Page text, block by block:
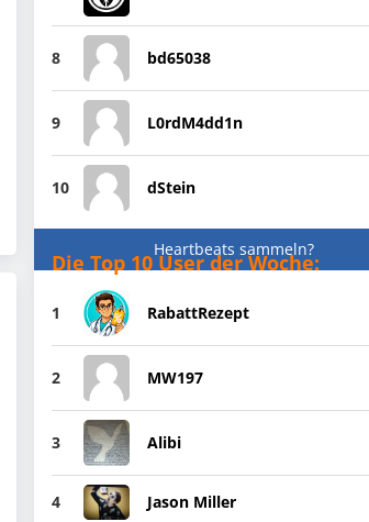
8 bd65038
9 L0rdM4dd1n
10 dStein
Heartbeats sammeln?
Die Top 10 User der Woche:
1 RabattRezept
2 MW197
3 Alibi
4 Jason Miller